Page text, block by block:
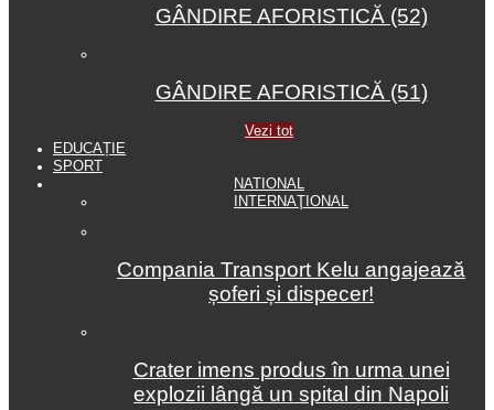
GÂNDIRE AFORISTICĂ (52)
GÂNDIRE AFORISTICĂ (51)
Vezi tot
EDUCAȚIE
SPORT
NATIONAL
INTERNAŢIONAL
Compania Transport Kelu angajează
șoferi și dispecer!
Crater imens produs în urma unei
explozii lângă un spital din Napoli